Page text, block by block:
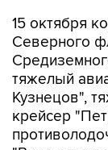
15 октября
Северного
тяжелый
Кузнецов",
крейсер